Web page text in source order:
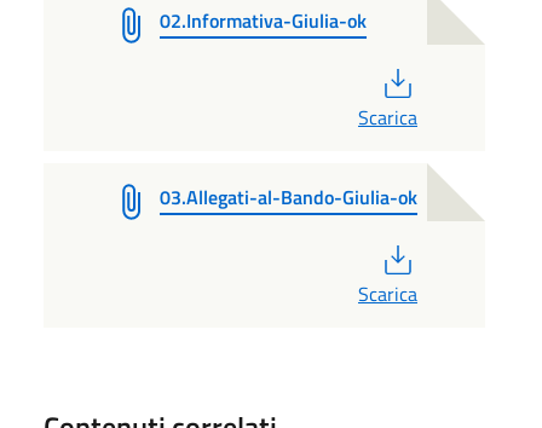
02.Informativa-Giulia-ok
Scarica
03.Allegati-al-Bando-Giulia-ok
Scarica